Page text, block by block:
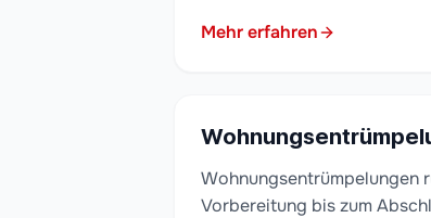
Mehr erfahren
Wohnungsentrümpelungen
Vorbereitung bis zum